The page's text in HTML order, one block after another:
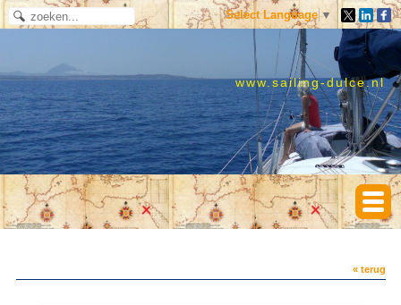
Select Language ▼
www.sailing-dulce.nl
« terug